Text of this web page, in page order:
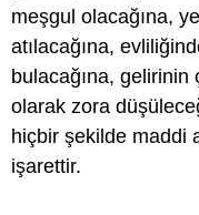
meşgul olacağına,
atılacağına,
bulacağına, gelirinin
olarak zora
hiçbir şekilde maddi
işarettir.